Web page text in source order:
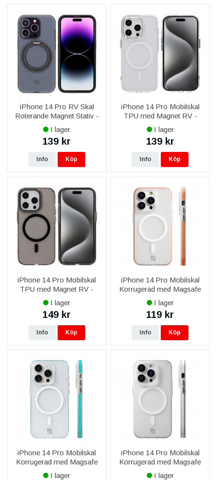
iPhone 14 Pro RV Skal
Roterande Magnet Stativ -
Svart
I lager
139 kr
Info Köp
iPhone 14 Pro Mobilskal
TPU med Magnet RV -
Transparent
I lager
139 kr
Info Köp
iPhone 14 Pro Mobilskal
TPU med Magnet RV -
Svart
I lager
149 kr
Info Köp
iPhone 14 Pro Mobilskal
Korrugerad med Magsafe
RV - Orange
I lager
119 kr
Info Köp
iPhone 14 Pro Mobilskal
Korrugerad med Magsafe
RV - Blå
I lager
iPhone 14 Pro Mobilskal
Korrugerad med Magsafe
RV - Vit
I lager